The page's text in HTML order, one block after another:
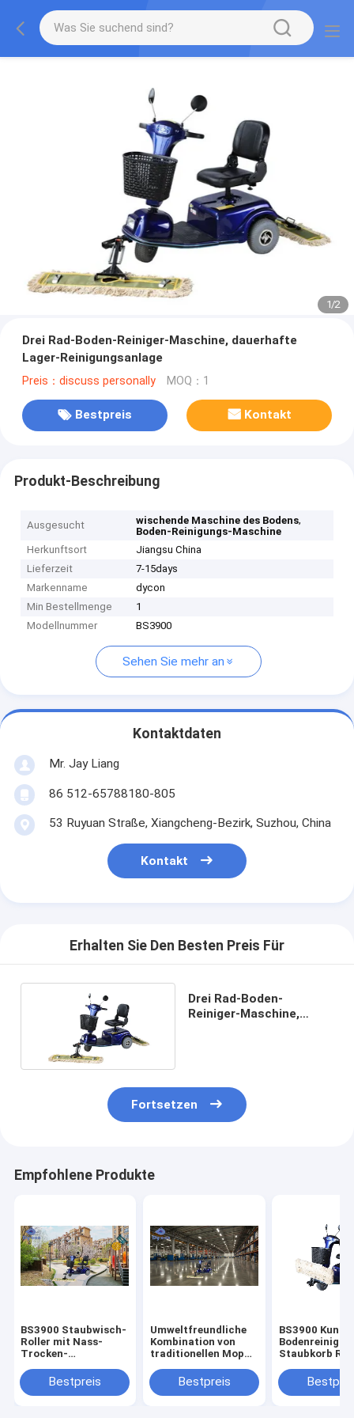
1/2
Drei Rad-Boden-Reiniger-Maschine, dauerhafte
Lager-Reinigungsanlage
Preis：discuss personally MOQ：1
Bestpreis Kontakt
Produkt-Beschreibung
Ausgesucht wischende Maschine des Bodens,
Boden-Reinigungs-Maschine
Herkunftsort
Jiangsu China
Lieferzeit
7-15days
Markenname
dycon
Min Bestellmenge
1
Modellnummer
BS3900
Sehen Sie mehr an
Kontaktdaten
Mr. Jay Liang
86 512-65788180-805
53 Ruyuan Straße, Xiangcheng-Bezirk, Suzhou, China
Kontakt
Erhalten Sie Den Besten Preis Für
Drei Rad-Boden-
Reiniger-Maschine,
Fortsetzen
Empfohlene Produkte
BS3900 Staubwisch-
Roller mit Nass-
Trocken-
Bestpreis
Umweltfreundliche
Kombination von
traditionellen Mop
eine reibungslose
Bodenreinigung
Bestpreis
BS3900
Staubkorb